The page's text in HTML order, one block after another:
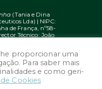
(Tania e Dina
Lda) | NIPC:
de França, nº58-
Técnico: João
| Design and
by Dual Up
proporcionar uma
Para saber mais
e como geri-
Cookies